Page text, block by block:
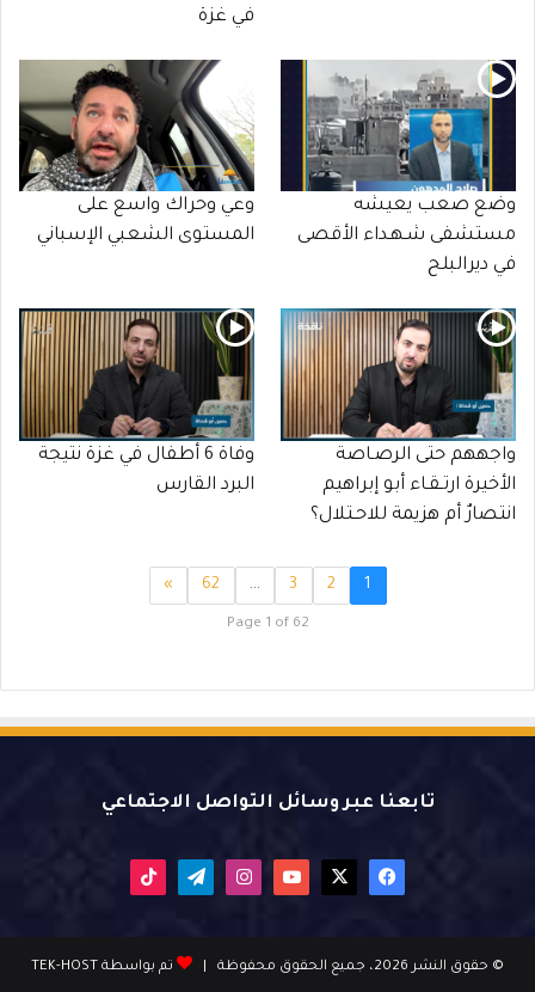
في غزة
وضع صعب يعيشه
مستشفى شـهـداء الأقصى
في ديرالبلح
وعي وحراك واسع على
المستوى الشعبي الإسباني
واجههم حتى الرصـاصة
الأخيرة ارتـقـاء أبو إبراهيم
انتصارٌ أم هزيمة للاحـتلال؟
وفاة 6 أطفال في غزة نتيجة
البرد القارس
1
2
3
…
62
»
Page 1 of 62
تابعنا عبر وسائل التواصل الاجتماعي
فيسبوك يوتيوب انستقرام تيلقرام
© حقوق النشر 2026، جميع الحقوق محفوظة | تم بواسطة TEK-HOST